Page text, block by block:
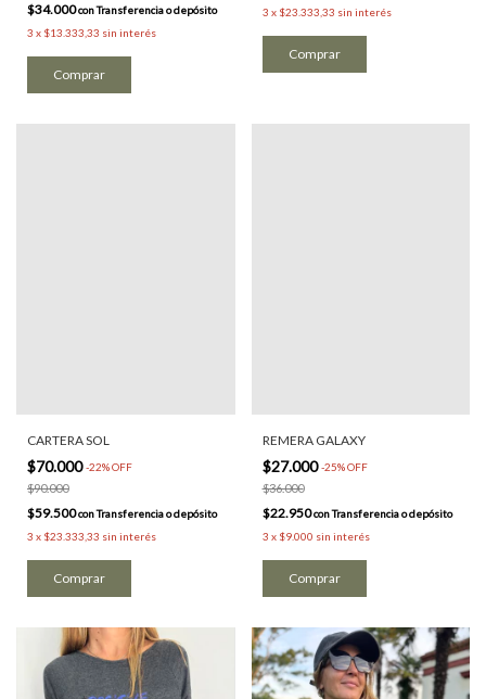
$34.000conTransferencia o depósito
3 x $13.333,33 sin interés
3 x $23.333,33 sin interés
CARTERA SOL
$70.000-22%OFF
$90.000
$59.500conTransferencia o depósito
3 x $23.333,33 sin interés
REMERA GALAXY
$27.000-25%OFF
$36.000
$22.950conTransferencia o depósito
3 x $9.000 sin interés
Comprar